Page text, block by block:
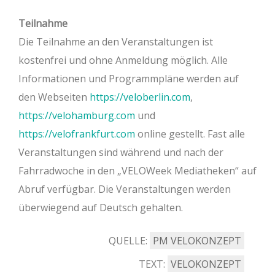
Teilnahme
Die Teilnahme an den Veranstaltungen ist
kostenfrei und ohne Anmeldung möglich. Alle
Informationen und Programmpläne werden auf
den Webseiten https://veloberlin.com,
https://velohamburg.com und
https://velofrankfurt.com online gestellt. Fast alle
Veranstaltungen sind während und nach der
Fahrradwoche in den „VELOWeek Mediatheken“ auf
Abruf verfügbar. Die Veranstaltungen werden
überwiegend auf Deutsch gehalten.
QUELLE: PM VELOKONZEPT
TEXT: VELOKONZEPT